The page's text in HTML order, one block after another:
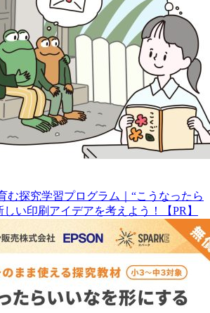
む探究学習プログラム｜“こうなったら
い印刷アイデアを考えよう！【PR】